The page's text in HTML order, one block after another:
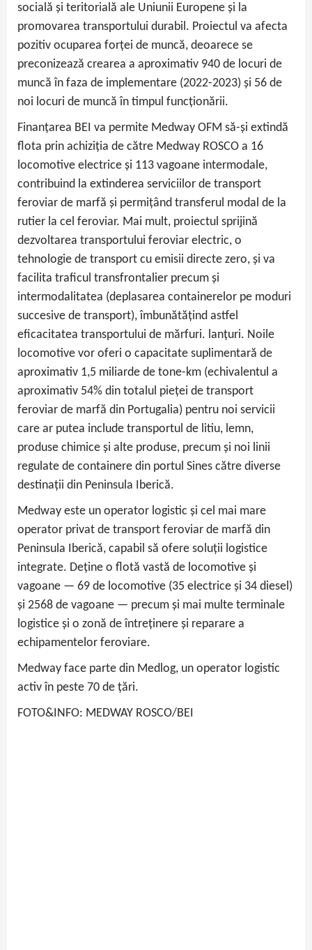
socială și teritorială ale Uniunii Europene și la
promovarea transportului durabil. Proiectul va afecta
pozitiv ocuparea forței de muncă, deoarece se
preconizează crearea a aproximativ 940 de locuri de
muncă în faza de implementare (2022-2023) și 56 de
noi locuri de muncă în timpul funcționării.
Finanțarea BEI va permite Medway OFM să-și extindă
flota prin achiziția de către Medway ROSCO a 16
locomotive electrice și 113 vagoane intermodale,
contribuind la extinderea serviciilor de transport
feroviar de marfă și permițând transferul modal de la
rutier la cel feroviar. Mai mult, proiectul sprijină
dezvoltarea transportului feroviar electric, o
tehnologie de transport cu emisii directe zero, și va
facilita traficul transfrontalier precum și
intermodalitatea (deplasarea containerelor pe moduri
succesive de transport), îmbunătățind astfel
eficacitatea transportului de mărfuri. lanţuri. Noile
locomotive vor oferi o capacitate suplimentară de
aproximativ 1,5 miliarde de tone-km (echivalentul a
aproximativ 54% din totalul pieței de transport
feroviar de marfă din Portugalia) pentru noi servicii
care ar putea include transportul de litiu, lemn,
produse chimice și alte produse, precum și noi linii
regulate de containere din portul Sines către diverse
destinații din Peninsula Iberică.
Medway este un operator logistic și cel mai mare
operator privat de transport feroviar de marfă din
Peninsula Iberică, capabil să ofere soluții logistice
integrate. Deține o flotă vastă de locomotive și
vagoane — 69 de locomotive (35 electrice și 34 diesel)
și 2568 de vagoane — precum și mai multe terminale
logistice și o zonă de întreținere și reparare a
echipamentelor feroviare.
Medway face parte din Medlog, un operator logistic
activ în peste 70 de țări.
FOTO&INFO: MEDWAY ROSCO/BEI